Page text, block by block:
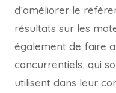
d’améliorer le
résultats sur les
également de faire
concurrentiels, qui
utilisent dans leur